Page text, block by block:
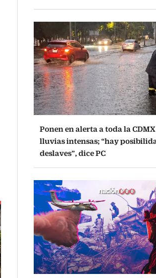
Ponen en alerta a toda la
lluvias intensas; “hay
deslaves”, dice PC